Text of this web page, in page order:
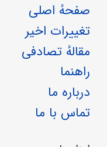
صفحهٔ اصلی
تغییرات اخیر
مقالهٔ تصادفی
راهنما
درباره ما
تماس با ما